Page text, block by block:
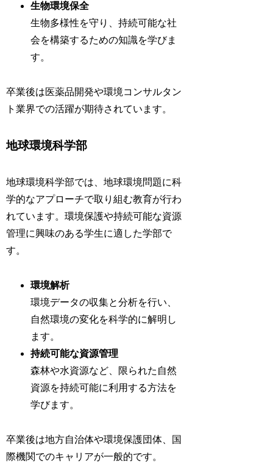
生物環境保全
生物多様性を守り、持続可能な社
会を構築するための知識を学びま
す。
卒業後は医薬品開発や環境コンサルタン
ト業界での活躍が期待されています。
地球環境科学部
地球環境科学部では、地球環境問題に科
学的なアプローチで取り組む教育が行わ
れています。環境保護や持続可能な資源
管理に興味のある学生に適した学部で
す。
環境解析
環境データの収集と分析を行い、
自然環境の変化を科学的に解明し
ます。
持続可能な資源管理
森林や水資源など、限られた自然
資源を持続可能に利用する方法を
学びます。
卒業後は地方自治体や環境保護団体、国
際機関でのキャリアが一般的です。